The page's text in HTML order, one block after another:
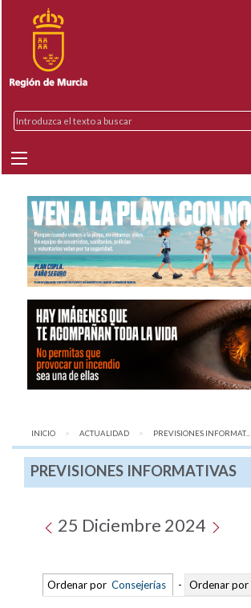
INICIO ACTUALIDAD AQUÍ:
PREVISIONES INFORMAT...
PREVISIONES INFORMATIVAS
25 Diciembre 2024
Ordenar por Consejerías - Ordenar por